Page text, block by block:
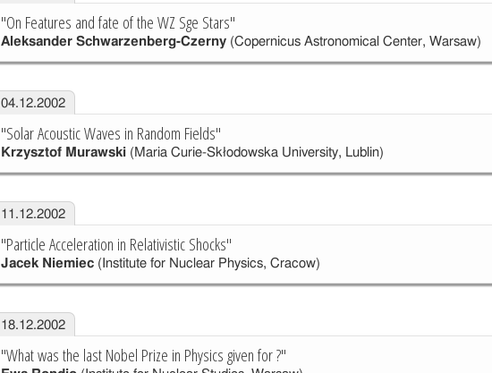
"On Features and fate of the WZ Sge Stars"
Aleksander Schwarzenberg-Czerny(Copernicus Astronomical Center, Warsaw)
04.12.2002
"Solar Acoustic Waves in Random Fields"
Krzysztof Murawski(Maria Curie-Skłodowska University, Lublin)
11.12.2002
"Particle Acceleration in Relativistic Shocks"
Jacek Niemiec(Institute for Nuclear Physics, Cracow)
18.12.2002
"What was the last Nobel Prize in Physics given for ?"